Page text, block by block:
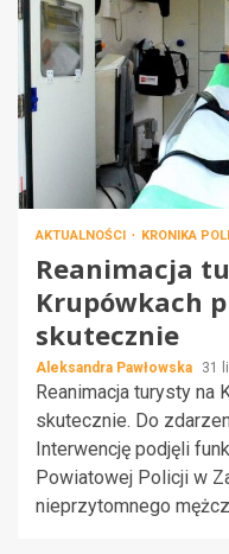
AKTUALNOŚCI KRONIKA
Reanimacja
Krupówkach
skutecznie
Aleksandra Pawłowska 31
Reanimacja turysty na
skutecznie. Do
Interwencję podjęli
Powiatowej Policji w
nieprzytomnego